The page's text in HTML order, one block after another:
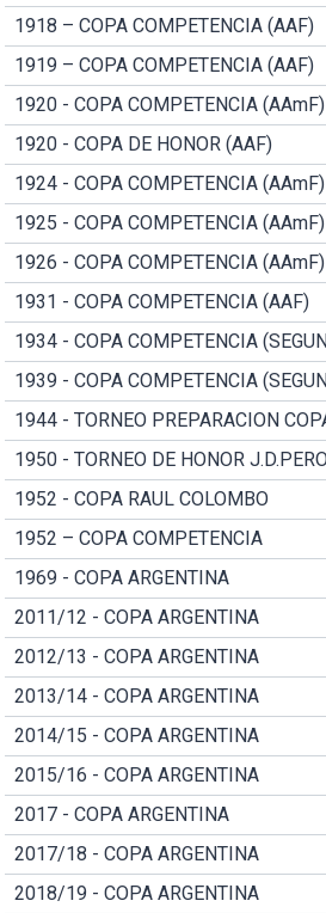
1918 – COPA COMPETENCIA (AAF)
1919 – COPA COMPETENCIA (AAF)
1920 - COPA COMPETENCIA (AAmF)
1920 - COPA DE HONOR (AAF)
1924 - COPA COMPETENCIA (AAmF)
1925 - COPA COMPETENCIA (AAmF)
1926 - COPA COMPETENCIA (AAmF)
1931 - COPA COMPETENCIA (AAF)
1934 - COPA COMPETENCIA
1939 - COPA COMPETENCIA
1944 - TORNEO PREPARACION
1950 - TORNEO DE HONOR
1952 - COPA RAUL COLOMBO
1952 – COPA COMPETENCIA
1969 - COPA ARGENTINA
2011/12 - COPA ARGENTINA
2012/13 - COPA ARGENTINA
2013/14 - COPA ARGENTINA
2014/15 - COPA ARGENTINA
2015/16 - COPA ARGENTINA
2017 - COPA ARGENTINA
2017/18 - COPA ARGENTINA
2018/19 - COPA ARGENTINA